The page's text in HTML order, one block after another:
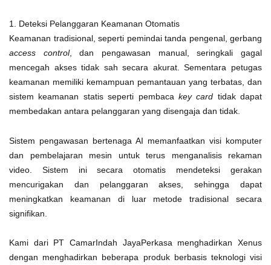
1. Deteksi Pelanggaran Keamanan Otomatis
Keamanan tradisional, seperti pemindai tanda pengenal, gerbang
access control, dan pengawasan manual, seringkali gagal
mencegah akses tidak sah secara akurat. Sementara petugas
keamanan memiliki kemampuan pemantauan yang terbatas, dan
sistem keamanan statis seperti pembaca key card tidak dapat
membedakan antara pelanggaran yang disengaja dan tidak.
Sistem pengawasan bertenaga AI memanfaatkan visi komputer
dan pembelajaran mesin untuk terus menganalisis rekaman
video. Sistem ini secara otomatis mendeteksi gerakan
mencurigakan dan pelanggaran akses, sehingga dapat
meningkatkan keamanan di luar metode tradisional secara
signifikan.
Kami dari PT CamarIndah JayaPerkasa menghadirkan Xenus
dengan menghadirkan beberapa produk berbasis teknologi visi